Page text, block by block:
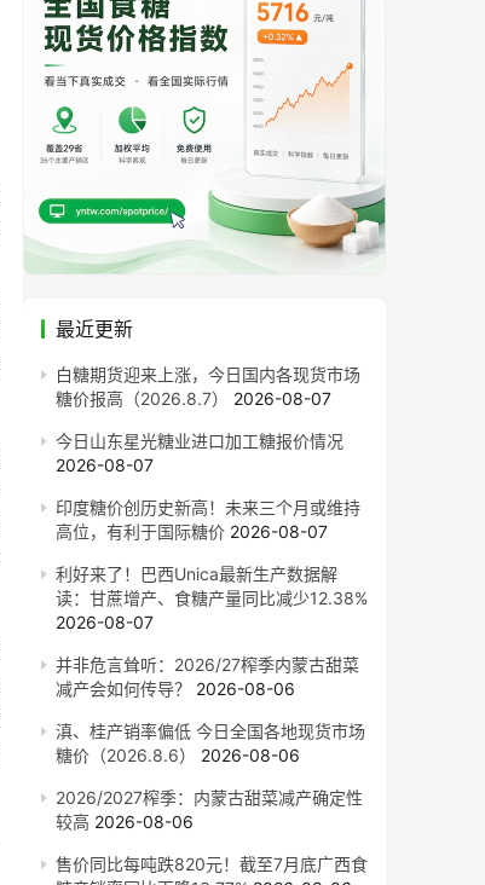
最近更新
白糖期货迎来上涨，今日国内各现货市场
糖价报高（2026.8.7）
2026-08-07
今日山东星光糖业进口加工糖报价情况
2026-08-07
印度糖价创历史新高！未来三个月或维持
高位，有利于国际糖价 2026-08-07
利好来了！巴西Unica最新生产数据解
读：甘蔗增产、食糖产量同比减少12.38%
2026-08-07
并非危言耸听：2026/27榨季内蒙古甜菜
减产会如何传导？
2026-08-06
滇、桂产销率偏低 今日全国各地现货市场
糖价（2026.8.6）
2026-08-06
2026/2027榨季：内蒙古甜菜减产确定性
较高 2026-08-06
售价同比每吨跌820元！截至7月底广西食